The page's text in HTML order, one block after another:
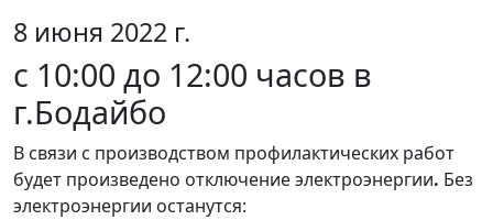
8 июня 2022 г.
с 10:00 до 12:00 часов в
г.Бодайбо
В связи с производством профилактических работ
будет произведено отключение электроэнергии. Без
электроэнергии останутся: